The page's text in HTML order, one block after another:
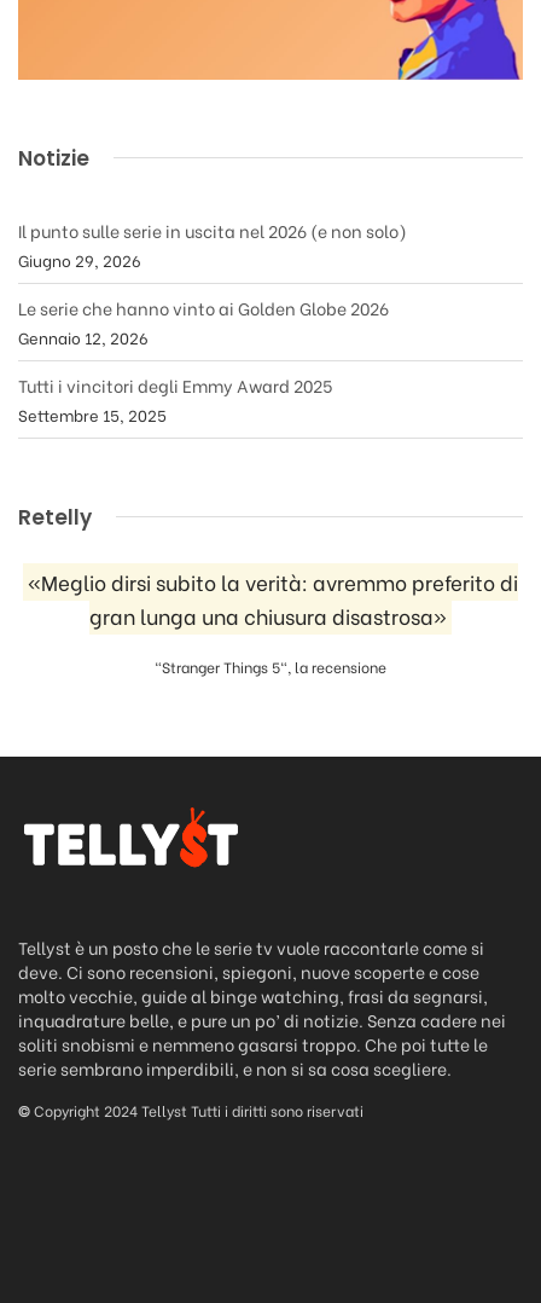
Notizie
Il punto sulle serie in uscita nel 2026 (e non solo)
Giugno 29, 2026
Le serie che hanno vinto ai Golden Globe 2026
Gennaio 12, 2026
Tutti i vincitori degli Emmy Award 2025
Settembre 15, 2025
Retelly
«Meglio dirsi subito la verità: avremmo preferito di
gran lunga una chiusura disastrosa»
"Stranger Things 5", la recensione
Tellyst è un posto che le serie tv vuole raccontarle come si
deve. Ci sono recensioni, spiegoni, nuove scoperte e cose
molto vecchie, guide al binge watching, frasi da segnarsi,
inquadrature belle, e pure un po’ di notizie. Senza cadere nei
soliti snobismi e nemmeno gasarsi troppo. Che poi tutte le
serie sembrano imperdibili, e non si sa cosa scegliere.
©Copyright 2024 Tellyst Tutti i diritti sono riservati